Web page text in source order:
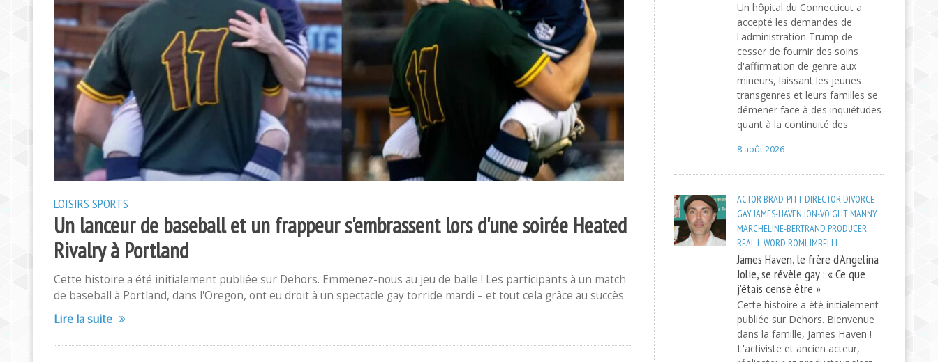
LOISIRS SPORTS
Un lanceur de baseball et un frappeur s'embrassent lors d'une soirée Heated
Rivalry à Portland
Cette histoire a été initialement publiée sur Dehors. Emmenez-nous au jeu de balle ! Les participants à un match
de baseball à Portland, dans l'Oregon, ont eu droit à un spectacle gay torride mardi – et tout cela grâce au succès
Lire la suite
Un hôpital du Connecticut a
accepté les demandes de
l'administration Trump de
cesser de fournir des soins
d'affirmation de genre aux
mineurs, laissant les jeunes
transgenres et leurs familles se
démener face à des inquiétudes
quant à la continuité des
8 août 2026
ACTOR BRAD-PITT DIRECTOR DIVORCE
GAYJAMES-HAVEN JON-VOIGHT MANNY
MARCHELINE-BERTRAND PRODUCER
REAL-L-WORD ROMI-IMBELLI
James Haven, le frère d'Angelina
Jolie, se révèle gay : « Ce que
j'étais censé être »
Cette histoire a été initialement
publiée sur Dehors. Bienvenue
dans la famille, James Haven !
L'activiste et ancien acteur,